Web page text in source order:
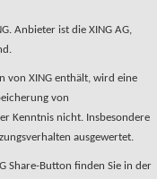
Anbieter ist die XING AG,
von XING enthält, wird eine
von
Kenntnis nicht. Insbesondere
ausgewertet.
Share-Button finden Sie in der